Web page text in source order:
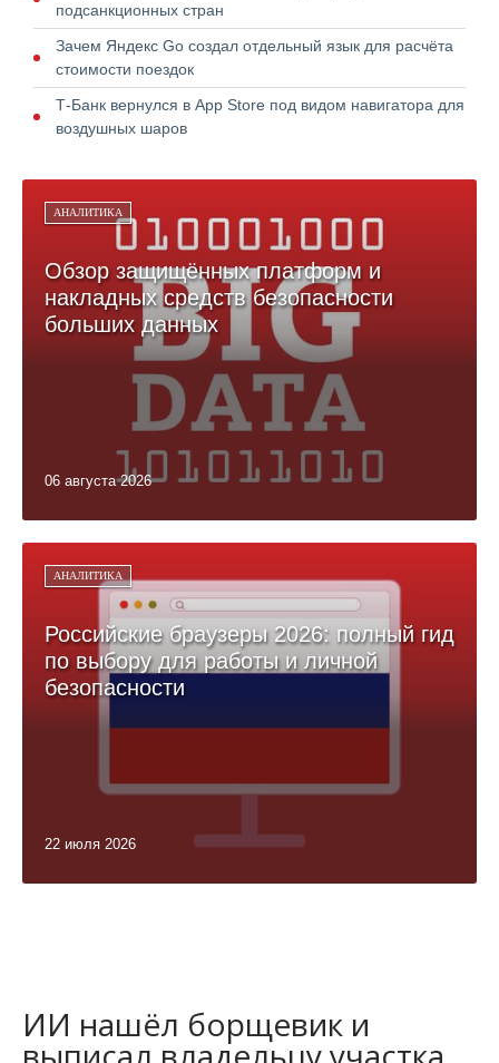
подсанкционных стран
Зачем Яндекс Go создал отдельный язык для расчёта
стоимости поездок
Т-Банк вернулся в App Store под видом навигатора для
воздушных шаров
АНАЛИТИКА
Обзор защищённых платформ и
накладных средств безопасности
больших данных
06 августа 2026
АНАЛИТИКА
Российские браузеры 2026: полный гид
по выбору для работы и личной
безопасности
22 июля 2026
ИИ нашёл борщевик и